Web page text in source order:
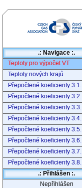
.: Navigace :.
Teploty pro výpočet VT
Teploty nových krajů
Přepočtené koeficienty 3.1.
Přepočtené koeficienty 3.2.
Přepočtené koeficienty 3.3.
Přepočtené koeficienty 3.4.
Přepočtené koeficienty 3.5.
Přepočtené koeficienty 3.6.
Přepočtené koeficienty 3.7.
Přepočtené koeficienty 3.8.
.: Přihlášen :.
Nepřihlášen